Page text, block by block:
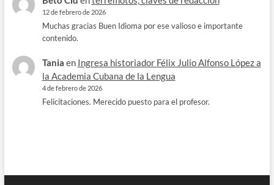
12 de febrero de 2026
Muchas gracias Buen Idioma por ese valioso e importante
contenido.
Tania en Ingresa historiador Félix Julio Alfonso López a
la Academia Cubana de la Lengua
4 de febrero de 2026
Felicitaciones. Merecido puesto para el profesor.